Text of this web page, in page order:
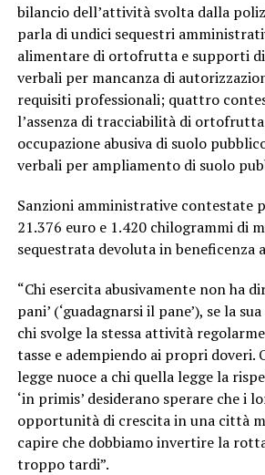
bilancio dell’attività svolta dalla
parla di undici sequestri
alimentare di ortofrutta e supporti
verbali per mancanza di
requisiti professionali; quattro
l’assenza di tracciabilità di
occupazione abusiva di suolo
verbali per ampliamento di suolo
Sanzioni amministrative contestate
21.376 euro e 1.420 chilogrammi di
sequestrata devoluta in beneficenza
“Chi esercita abusivamente non ha
pani’ (‘guadagnarsi il pane’), se la
chi svolge la stessa attività
tasse e adempiendo ai propri
legge nuoce a chi quella legge la
‘in primis’ desiderano sperare che i
opportunità di crescita in una città
capire che dobbiamo invertire la
troppo tardi”.